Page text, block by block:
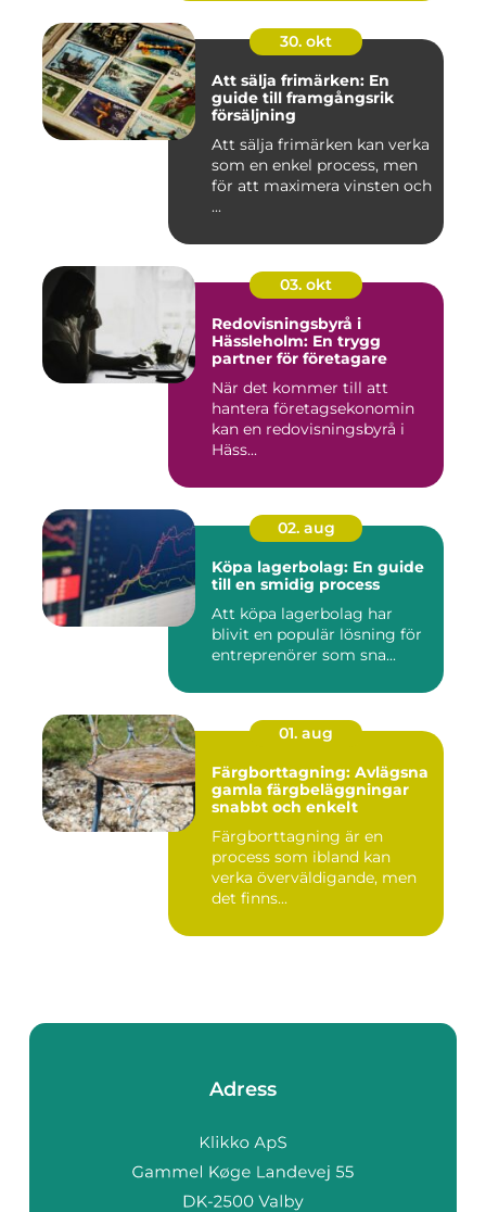
30. okt
Att sälja frimärken: En
guide till framgångsrik
försäljning
Att sälja frimärken kan verka
som en enkel process, men
för att maximera vinsten och
...
03. okt
Redovisningsbyrå i
Hässleholm: En trygg
partner för företagare
När det kommer till att
hantera företagsekonomin
kan en redovisningsbyrå i
Häss...
02. aug
Köpa lagerbolag: En guide
till en smidig process
Att köpa lagerbolag har
blivit en populär lösning för
entreprenörer som sna...
01. aug
Färgborttagning: Avlägsna
gamla färgbeläggningar
snabbt och enkelt
Färgborttagning är en
process som ibland kan
verka överväldigande, men
det finns...
Adress